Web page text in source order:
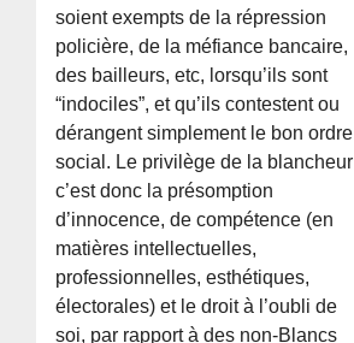
soient exempts de la répression
policière, de la méfiance bancaire,
des bailleurs, etc, lorsqu’ils sont
“indociles”, et qu’ils contestent ou
dérangent simplement le bon ordre
social. Le privilège de la blancheur
c’est donc la présomption
d’innocence, de compétence (en
matières intellectuelles,
professionnelles, esthétiques,
électorales) et le droit à l’oubli de
soi, par rapport à des non-Blancs